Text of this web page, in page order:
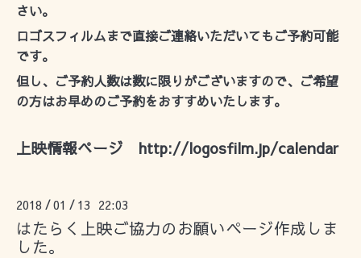
さい。
ロゴスフィルムまで直接ご連絡いただいてもご予約可能
です。
但し、ご予約人数は数に限りがございますので、ご希望
の方はお早めのご予約をおすすめいたします。
上映情報ページ http://logosfilm.jp/calendar
2018 /01 / 13 22:03
はたらく上映ご協力のお願いページ作成しま
した。